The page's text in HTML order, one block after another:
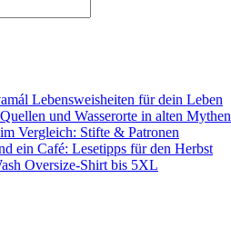
Lebensweisheiten für dein Leben
und Wasserorte in alten Mythen
Vergleich: Stifte & Patronen
ein Café: Lesetipps für den Herbst
Oversize-Shirt bis 5XL